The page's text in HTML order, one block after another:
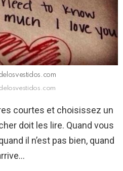
courtes et choisissez un
doit les lire. Quand vous
il n’est pas bien, quand